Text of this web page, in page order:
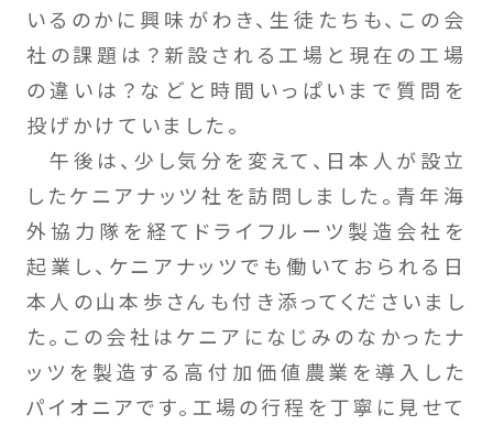
いるのかに興味がわき、生徒たちも、この会
社の課題は？新設される工場と現在の工場
の違いは？などと時間いっぱいまで質問を
投げかけていました。
午後は、少し気分を変えて、日本人が設立
したケニアナッツ社を訪問しました。青年海
外協力隊を経てドライフルーツ製造会社を
起業し、ケニアナッツでも働いておられる日
本人の山本歩さんも付き添ってくださいまし
た。この会社はケニアになじみのなかったナ
ッツを製造する高付加価値農業を導入した
パイオニアです。工場の行程を丁寧に見せて